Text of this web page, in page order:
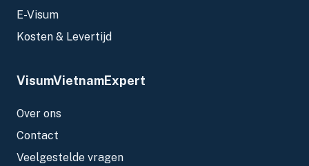
E-Visum
Kosten & Levertijd
VisumVietnamExpert
Over ons
Contact
Veelgestelde vragen